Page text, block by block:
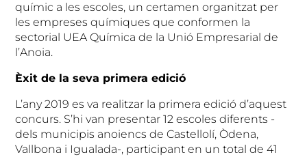
químic a les escoles, un certamen organitzat per
les empreses químiques que conformen la
sectorial UEA Química de la Unió Empresarial de
l’Anoia.
Èxit de la seva primera edició
L’any 2019 es va realitzar la primera edició d’aquest
concurs. S’hi van presentar 12 escoles diferents -
dels municipis anoiencs de Castellolí, Òdena,
Vallbona i Igualada-, participant en un total de 41